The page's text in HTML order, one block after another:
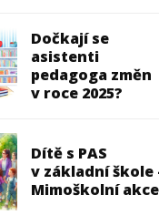
Dočkají se
asistenti
pedagoga změn
v roce 2025?
Dítě s PAS
v základní škole
Mimoškolní akce